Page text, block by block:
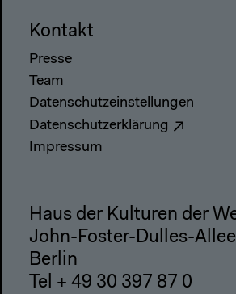
Kontakt
Presse
Team
Datenschutzeinstellungen
Datenschutzerklärung
Impressum
Haus der Kulturen der
John-Foster-Dulles-
Berlin
Tel + 49 30 397 87 0